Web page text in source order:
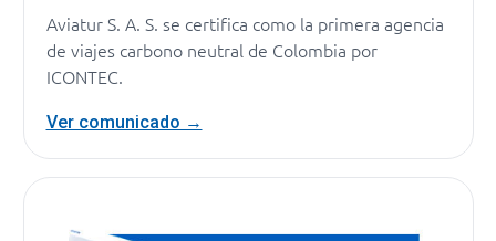
Aviatur S. A. S. se certifica como la primera agencia
de viajes carbono neutral de Colombia por
ICONTEC.
Ver comunicado →